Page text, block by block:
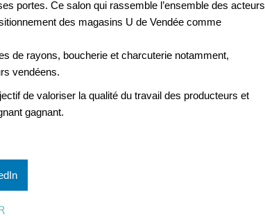
portes. Ce salon qui rassemble l’ensemble des acteurs
des magasins U de Vendée comme
de rayons, boucherie et charcuterie notamment,
vendéens.
de valoriser la qualité du travail des producteurs et
gagnant.